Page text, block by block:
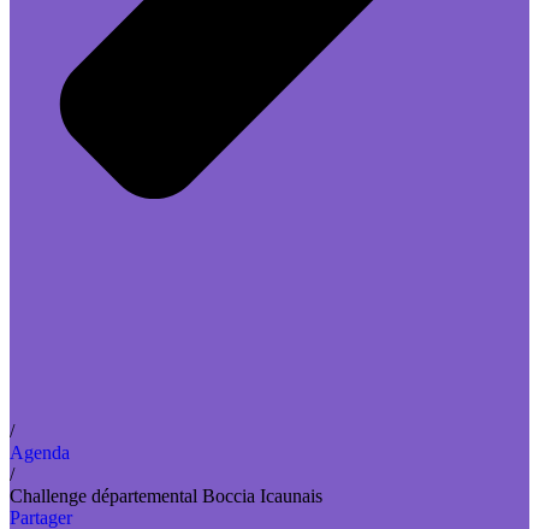
/
Agenda
/
Challenge départemental Boccia Icaunais
Partager